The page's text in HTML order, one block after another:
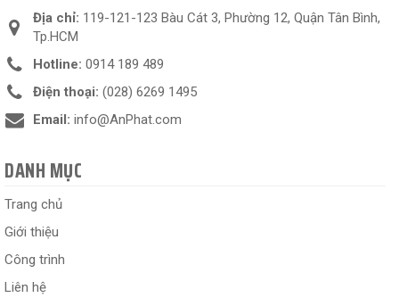
Địa chỉ: 119-121-123 Bàu Cát 3, Phường 12, Quận Tân Bình,
Tp.HCM
Hotline: 0914 189 489
Điện thoại: (028) 6269 1495
Email: info@AnPhat.com
DANH MỤC
Trang chủ
Giới thiệu
Công trình
Liên hệ